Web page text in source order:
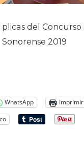
del Concurso
Sonorense 2019
WhatsApp
Imprimir